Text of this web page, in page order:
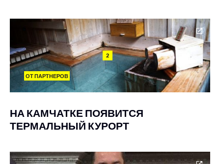
2
ОТ ПАРТНЕРОВ
НА КАМЧАТКЕ ПОЯВИТСЯ
ТЕРМАЛЬНЫЙ КУРОРТ